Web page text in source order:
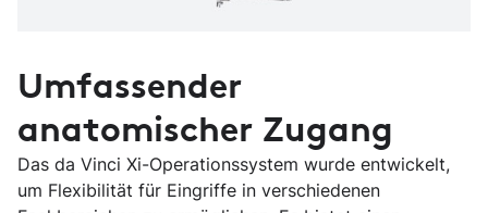
Umfassender
anatomischer Zugang
Das da Vinci Xi-Operationssystem wurde entwickelt,
um Flexibilität für Eingriffe in verschiedenen